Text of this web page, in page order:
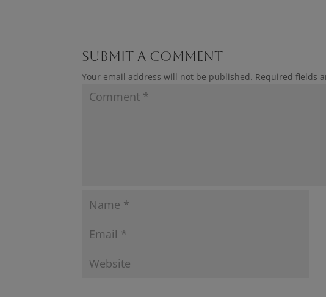
Submit a Comment
Your email address will not be published. Required fields